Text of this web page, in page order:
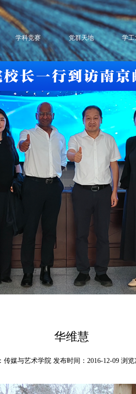
学科竞赛 党群天地 学工
华维慧
传媒与艺术学院 发布时间：2016-12-09 浏览